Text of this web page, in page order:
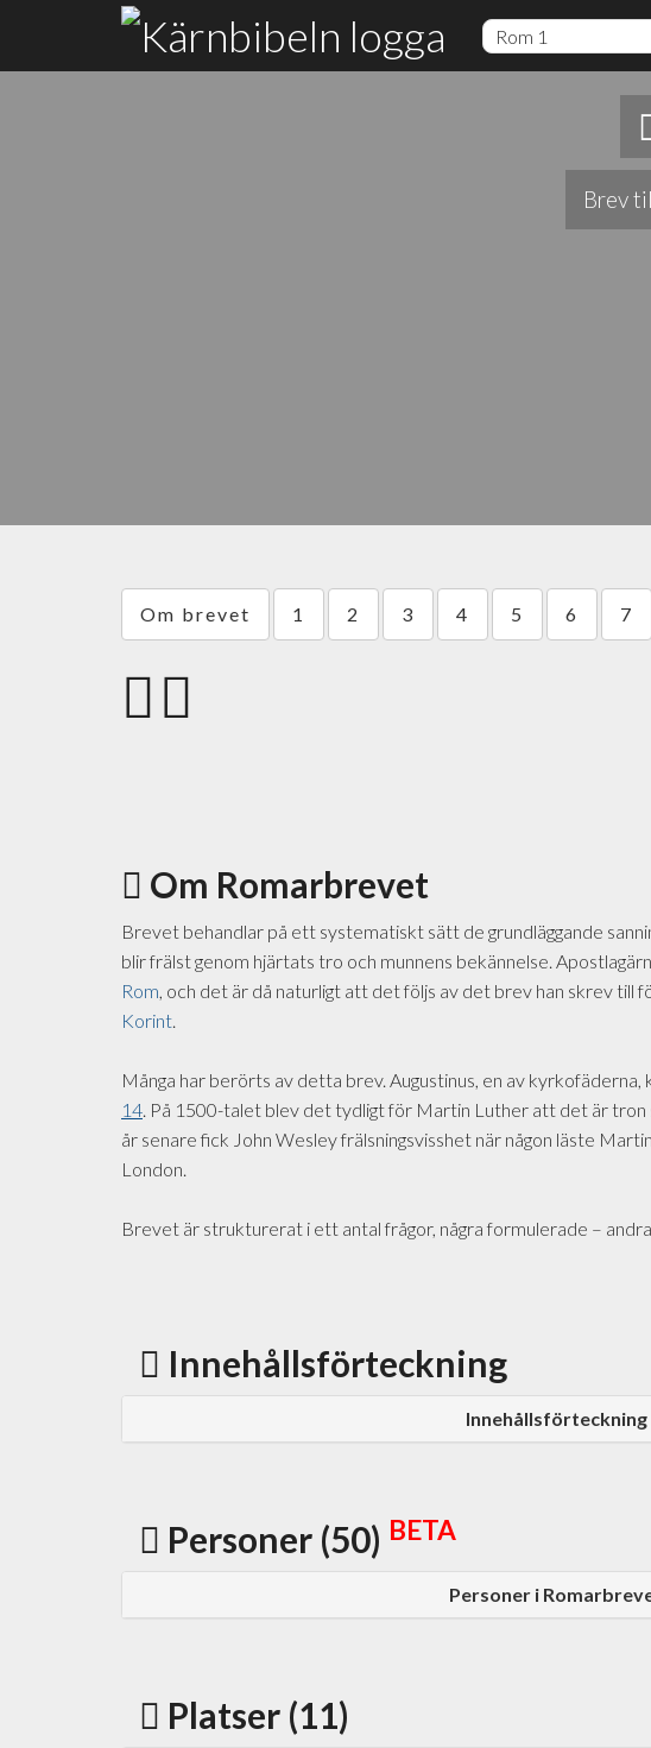
Brev
Om brevet 1 2 3 4 5 6 7
Om Romarbrevet
Brevet behandlar på ett systematiskt sätt de grundläggande
blir frälst genom hjärtats tro och munnens bekännelse.
Rom, och det är då naturligt att det följs av det brev han skrev till
Korint.
Många har berörts av detta brev. Augustinus, en av kyrkofäderna,
14. På 1500-talet blev det tydligt för Martin Luther att det är tron
år senare fick John Wesley frälsningsvisshet när någon läste
London.
Brevet är strukturerat i ett antal frågor, några formulerade –
Innehållsförteckning
Innehållsförteckning
Personer (50) BETA
Personer i
Platser (11)